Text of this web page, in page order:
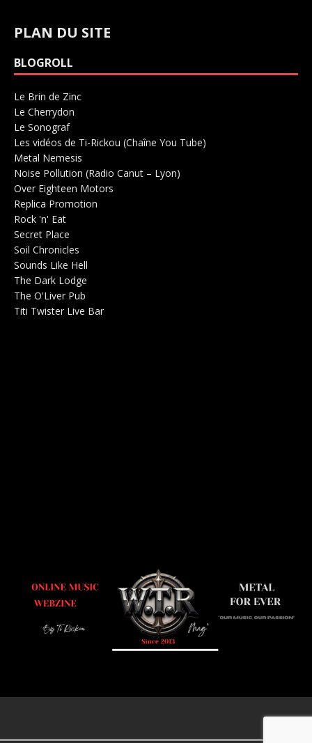
PLAN DU SITE
BLOGROLL
Le Brin de Zinc
Le Cherrydon
Le SonografSalle de concerts 0
Les vidéos de Ti-Rickou (Chaîne You Tube)
Metal Nemesis
Noise Pollution (Radio Canut – Lyon)
Over Eighteen Motors
Replica Promotion
Rock 'n' Eat
Secret Place
Soil Chronicles
Sounds Like Hell
The Dark Lodge
The O'Liver Pub
Titi Twister Live Bar